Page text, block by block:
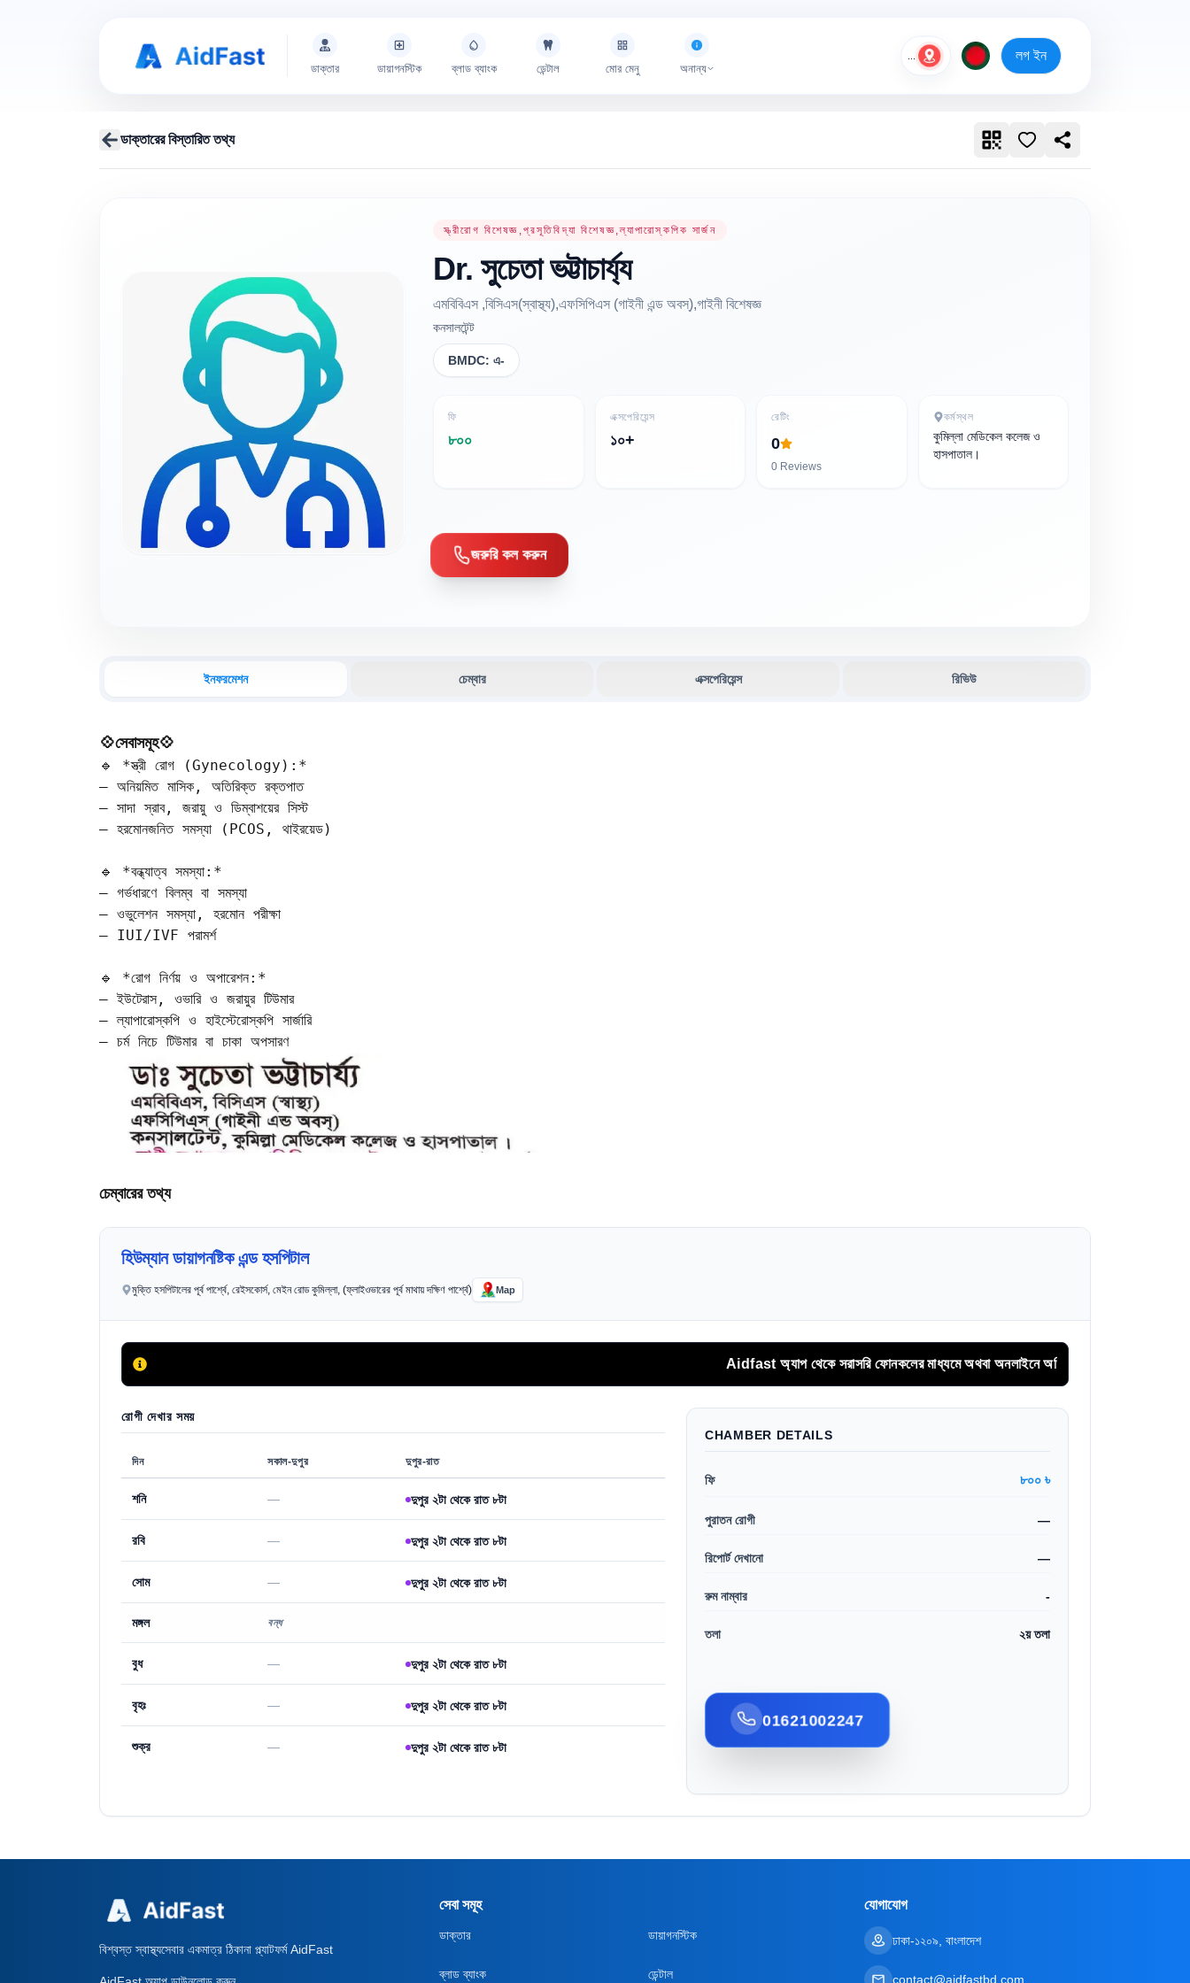
ডাক্তার ডায়াগনস্টিক ব্লাড ব্যাংক ডেন্টাল মোর মেনু অনান্য
লগ ইন
ডাক্তারের বিস্তারিত তথ্য
স্ত্রীরোগ বিশেষজ্ঞ,প্রসূতিবিদ্যা বিশেষজ্ঞ,ল্যাপারোস্কপিক সার্জন
Dr. সুচেতা ভট্টাচার্য্য
এমবিবিএস ,বিসিএস(স্বাস্থ্য),এফসিপিএস (গাইনী এন্ড অবস্),গাইনী বিশেষজ্ঞ
কনসালটেন্ট
BMDC: এ-
ফি
৮০০
এক্সপেরিয়েন্স
১০+
রেটিং
0
0 Reviews
কর্মস্থল
কুমিল্লা মেডিকেল কলেজ ও
হাসপাতাল।
জরুরি কল করুন
ইনফরমেশন চেম্বার এক্সপেরিয়েন্স রিভিউ
💠সেবাসমূহ💠
🔹 *স্ত্রী রোগ (Gynecology):*
– অনিয়মিত মাসিক, অতিরিক্ত রক্তপাত
– সাদা স্রাব, জরায়ু ও ডিম্বাশয়ের সিস্ট
– হরমোনজনিত সমস্যা (PCOS, থাইরয়েড)
🔹 *বন্ধ্যাত্ব সমস্যা:*
– গর্ভধারণে বিলম্ব বা সমস্যা
– ওভুলেশন সমস্যা, হরমোন পরীক্ষা
– IUI/IVF পরামর্শ
🔹 *রোগ নির্ণয় ও অপারেশন:*
– ইউটেরাস, ওভারি ও জরায়ুর টিউমার
– ল্যাপারোস্কপি ও হাইস্টেরোস্কপি সার্জারি
– চর্ম নিচে টিউমার বা চাকা অপসারণ
চেম্বারের তথ্য
হিউম্যান ডায়াগনষ্টিক এন্ড হসপিটাল
মুক্তি হসপিটালের পূর্ব পার্শ্বে, রেইসকোর্স, মেইন রোড কুমিল্লা, (ফ্লাইওভারের পূর্ব মাথায় দক্ষিণ পার্শ্বে) Map
Aidfast অ্যাপ থেকে সরাসরি ফোনকলের মাধ্যমে অথবা অনলাইনে অগ্রিম সিরিয়াল বুকিং করুন।
রোগী দেখার সময়
দিন সকাল-দুপুর দুপুর-রাত
শনি — দুপুর ২টা থেকে রাত ৮টা
রবি — দুপুর ২টা থেকে রাত ৮টা
সোম — দুপুর ২টা থেকে রাত ৮টা
মঙ্গল বন্ধ
বুধ — দুপুর ২টা থেকে রাত ৮টা
বৃহঃ — দুপুর ২টা থেকে রাত ৮টা
শুক্র — দুপুর ২টা থেকে রাত ৮টা
CHAMBER DETAILS
ফি ৮০০ ৳
পুরাতন রোগী —
রিপোর্ট দেখানো —
রুম নাম্বার -
তলা ২য় তলা
01621002247
বিশ্বস্ত স্বাস্থ্যসেবার একমাত্র ঠিকানা প্ল্যাটফর্ম AidFast
সেবা সমূহ
ডাক্তার ডায়াগনস্টিক
ব্লাড ব্যাংক ডেন্টাল
যোগাযোগ
ঢাকা-১২০৯, বাংলাদেশ
contact@aidfastbd.com